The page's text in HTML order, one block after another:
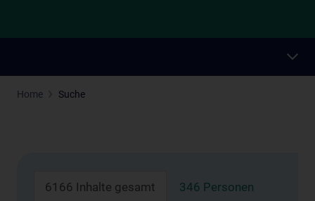
Home Suche
6166 Inhalte gesamt 346 Personen